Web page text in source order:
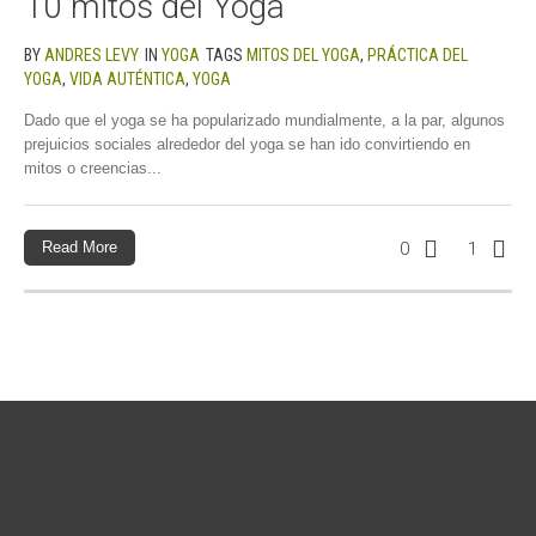
BY ANDRES LEVY IN YOGA TAGS MITOS DEL YOGA, PRÁCTICA DEL
YOGA, VIDA AUTÉNTICA, YOGA
Dado que el yoga se ha popularizado mundialmente, a la par, algunos
prejuicios sociales alrededor del yoga se han ido convirtiendo en
mitos o creencias...
0 1
Read More